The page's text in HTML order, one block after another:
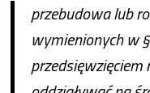
przebudowa lub
wymienionych w
przedsięwzięciem